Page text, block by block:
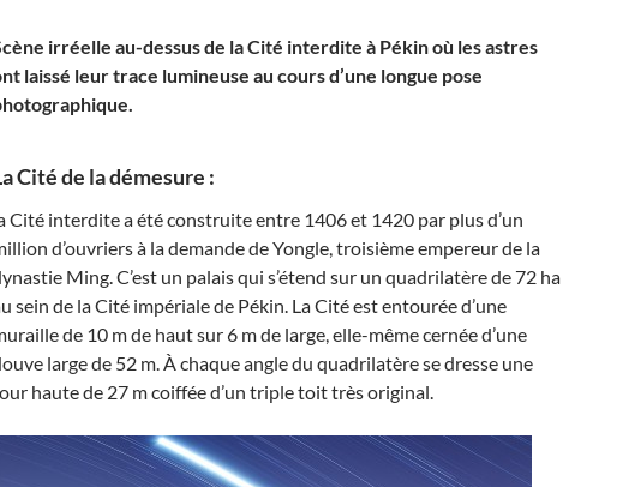
irréelle au-dessus de la Cité interdite à Pékin où les astres
laissé leur trace lumineuse au cours d’une longue pose
Cité de la démesure :
Cité interdite a été construite entre 1406 et 1420 par plus d’un
d’ouvriers à la demande de Yongle, troisième empereur de la
Ming. C’est un palais qui s’étend sur un quadrilatère de 72 ha
sein de la Cité impériale de Pékin. La Cité est entourée d’une
de 10 m de haut sur 6 m de large, elle-même cernée d’une
large de 52 m. À chaque angle du quadrilatère se dresse une
haute de 27 m coiffée d’un triple toit très original.